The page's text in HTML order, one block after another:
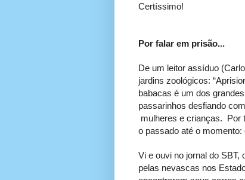
Certíssimo!
Por falar em prisão...
De um leitor assíduo
jardins zoológicos:
babacas é um dos
passarinhos desfiando
mulheres e crianças. Por
o passado até o momento:
Vi e ouvi no jornal do SBT,
pelas nevascas nos